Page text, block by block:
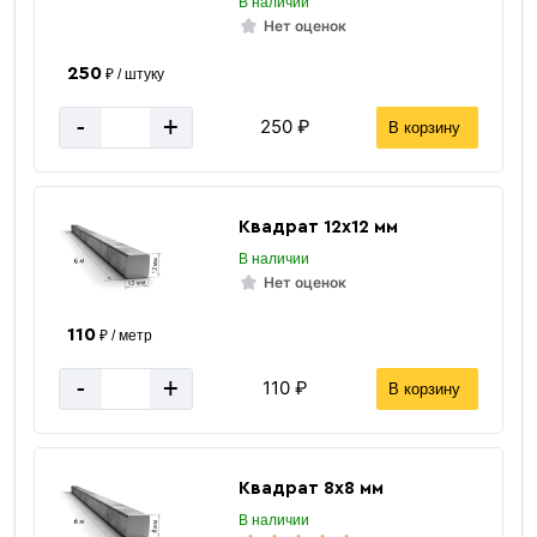
Нет оценок
250₽ / штуку
- + 250 ₽ В корзину
Квадрат 12х12 мм
В наличии
Нет оценок
110₽ / метр
- + 110 ₽ В корзину
Квадрат 8х8 мм
В наличии
«Быстрый заказ»